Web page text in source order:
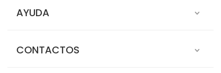
AYUDA
CONTACTOS